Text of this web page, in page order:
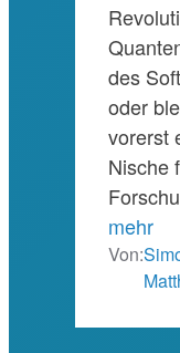
des
oder
vorerst
Nische
mehr
Von: